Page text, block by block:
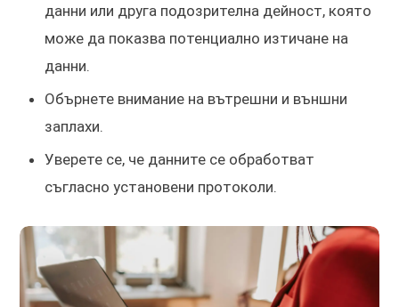
данни или друга подозрителна дейност, която
може да показва потенциално изтичане на
данни.
Обърнете внимание на вътрешни и външни
заплахи.
Уверете се, че данните се обработват
съгласно установени протоколи.